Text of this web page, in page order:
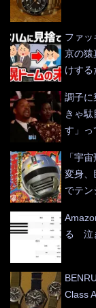
ファ
京の
けする
調子に
きゃ
す」っ
「宇
変身、
でテン
る 泣
Class